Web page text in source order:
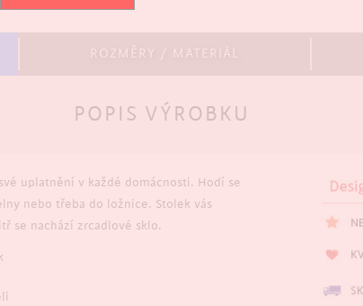
ROZMĚRY / MATERIÁL
POPIS VÝROBKU
uplatnění v každé domácnosti. Hodí se
nebo třeba do ložnice. Stolek vás
se nachází zrcadlové sklo.